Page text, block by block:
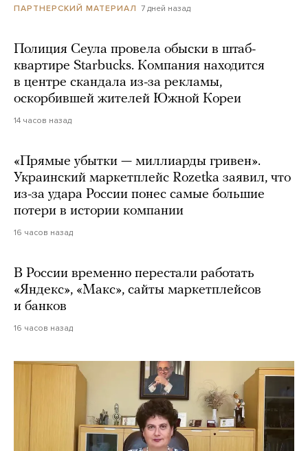
ПАРТНЕРСКИЙ МАТЕРИАЛ 7 дней назад
Полиция Сеула провела обыски в штаб-
квартире Starbucks. Компания находится
в центре скандала из-за рекламы,
оскорбившей жителей Южной Кореи
14 часов назад
«Прямые убытки — миллиарды гривен».
Украинский маркетплейс Rozetka заявил, что
из-за удара России понес самые большие
потери в истории компании
16 часов назад
В России временно перестали работать
«Яндекс», «Макс», сайты маркетплейсов
и банков
16 часов назад